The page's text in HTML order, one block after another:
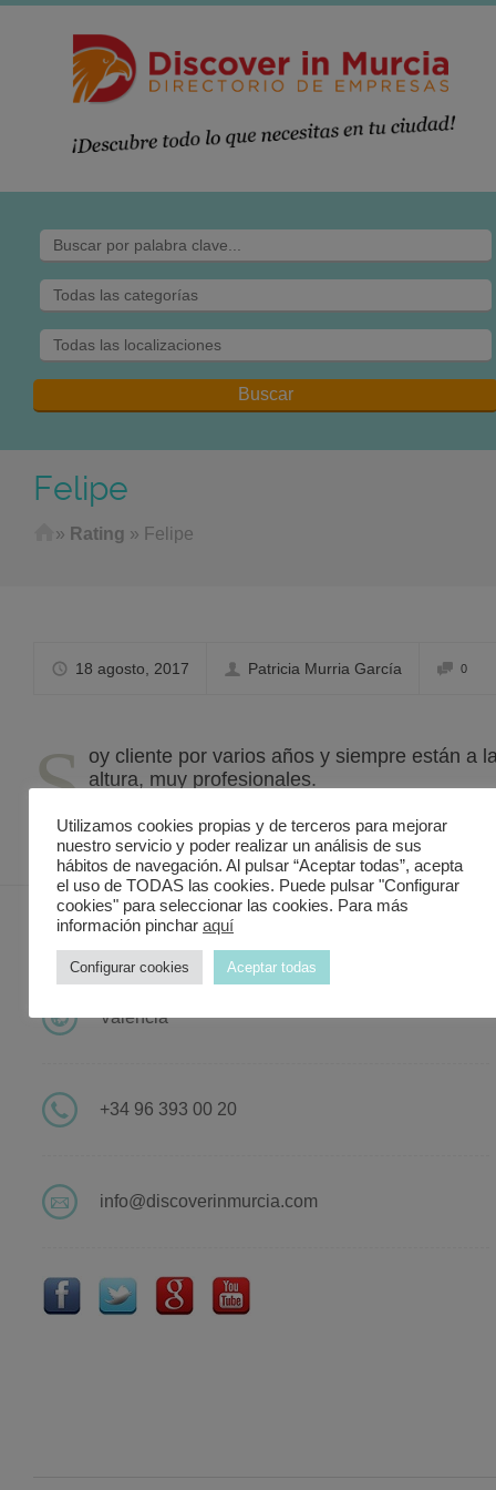
Felipe
Home
» Rating » Felipe
18 agosto, 2017 Patricia Murria García 0
S oy cliente por varios años y siempre están a
altura, muy profesionales.
Contacto Discover in Murcia
Valencia
+34 96 393 00 20
info@discoverinmurcia.com
Utilizamos cookies propias y de terceros para mejorar
nuestro servicio y poder realizar un análisis de sus
hábitos de navegación. Al pulsar “Aceptar todas”, acepta
el uso de TODAS las cookies. Puede pulsar "Configurar
cookies" para seleccionar las cookies. Para más
información pinchar aquí
Configurar cookies Aceptar todas